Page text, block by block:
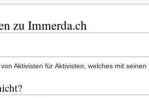
zu Immerda.ch
Aktivisten für Aktivisten, welches mit